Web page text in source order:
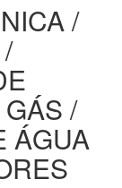
/
/
ÁGUA